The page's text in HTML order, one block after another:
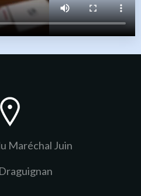
Maréchal Juin